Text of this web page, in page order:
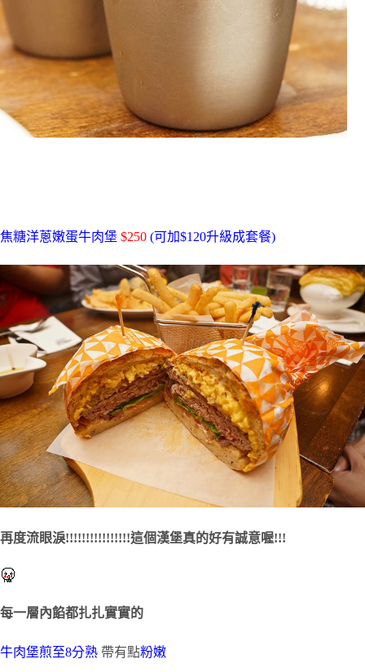
焦糖洋蔥嫩蛋牛肉堡 $250 (可加$120升級成套餐)
再度流眼淚!!!!!!!!!!!!!!!!這個漢堡真的好有誠意喔!!!
每一層內餡都扎扎實實的
牛肉堡煎至8分熟 帶有點粉嫩